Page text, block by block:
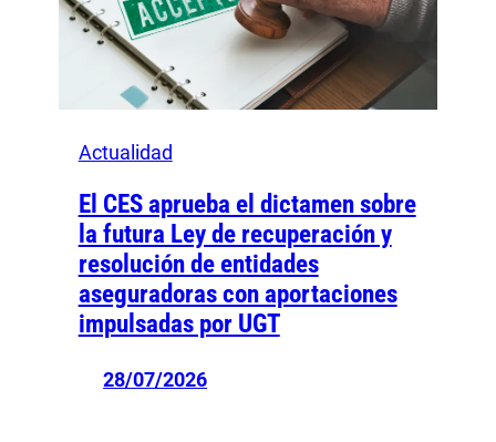
Actualidad
El CES aprueba el dictamen sobre
la futura Ley de recuperación y
resolución de entidades
aseguradoras con aportaciones
impulsadas por UGT
28/07/2026